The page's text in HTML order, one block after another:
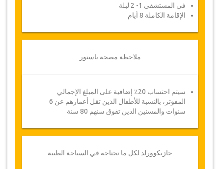
في المستشفى 1- 2 لبلة
الإقامة الكاملة 8 أيام
ملاحظة مصحة باستور
سيتم احتساب 20٪ إضافية على المبلغ الإجمالي
المفوتر، بالنسبة للأطفال الذين تقل أعمارهم عن 6
سنوات والمسنين الذين تفوق سنهم 80 سنة
جازيكوورلد لكل ما تحتاجه في السياحة الطبية